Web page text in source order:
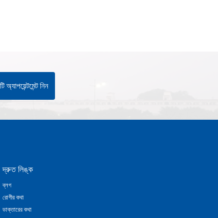
অ্যাপয়েন্টমেন্ট নিন
দ্রুত লিঙ্ক
ব্লগ
রোগীর কথা
ডাক্তারের কথা